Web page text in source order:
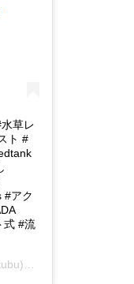
草レ
ト #
#アク
式 #流
投稿 -